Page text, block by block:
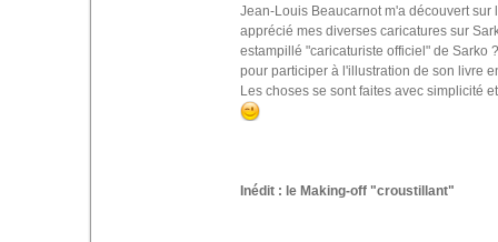
Jean-Louis Beaucarnot m'a découvert sur
apprécié mes diverses caricatures sur
estampillé "caricaturiste officiel" de Sarko
pour participer à l'illustration de son livre
Les choses se sont faites avec simplicité
Inédit : le Making-off "croustillant"